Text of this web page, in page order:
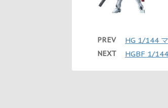
PREV HG 1/144
NEXT HGBF 1/